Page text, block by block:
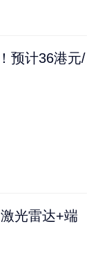
预计36港元/
光雷达+端